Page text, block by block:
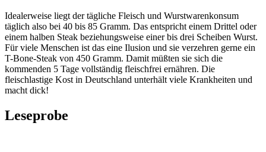
Idealerweise liegt der tägliche Fleisch und Wurstwarenkonsum
täglich also bei 40 bis 85 Gramm. Das entspricht einem Drittel oder
einem halben Steak beziehungsweise einer bis drei Scheiben Wurst.
Für viele Menschen ist das eine Ilusion und sie verzehren gerne ein
T-Bone-Steak von 450 Gramm. Damit müßten sie sich die
kommenden 5 Tage vollständig fleischfrei ernähren. Die
fleischlastige Kost in Deutschland unterhält viele Krankheiten und
macht dick!
Leseprobe